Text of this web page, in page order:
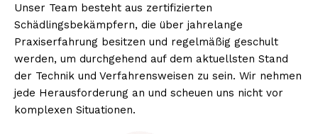
Unser Team besteht aus zertifizierten
Schädlingsbekämpfern, die über jahrelange
Praxiserfahrung besitzen und regelmäßig geschult
werden, um durchgehend auf dem aktuellsten Stand
der Technik und Verfahrensweisen zu sein. Wir nehmen
jede Herausforderung an und scheuen uns nicht vor
komplexen Situationen.